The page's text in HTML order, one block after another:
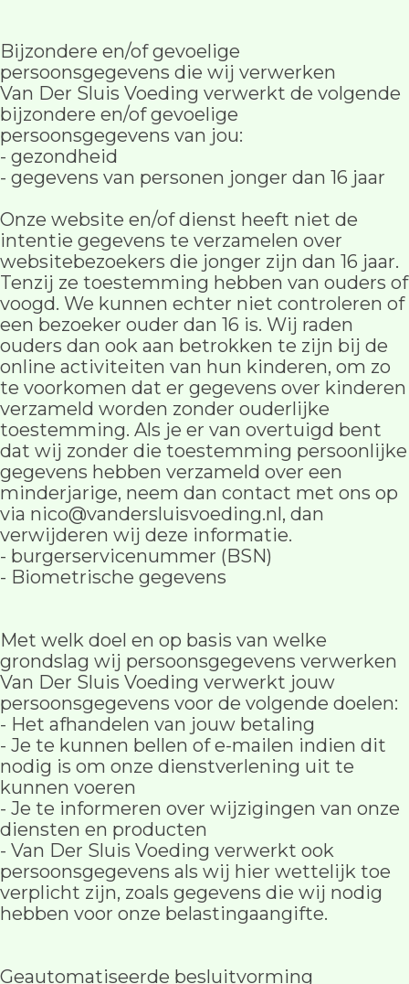
Bijzondere en/of gevoelige
persoonsgegevens die wij verwerken
Van Der Sluis Voeding verwerkt de volgende
bijzondere en/of gevoelige
persoonsgegevens van jou:
- gezondheid
- gegevens van personen jonger dan 16 jaar
Onze website en/of dienst heeft niet de
intentie gegevens te verzamelen over
websitebezoekers die jonger zijn dan 16 jaar.
Tenzij ze toestemming hebben van ouders of
voogd. We kunnen echter niet controleren of
een bezoeker ouder dan 16 is. Wij raden
ouders dan ook aan betrokken te zijn bij de
online activiteiten van hun kinderen, om zo
te voorkomen dat er gegevens over kinderen
verzameld worden zonder ouderlijke
toestemming. Als je er van overtuigd bent
dat wij zonder die toestemming persoonlijke
gegevens hebben verzameld over een
minderjarige, neem dan contact met ons op
via nico@vandersluisvoeding.nl, dan
verwijderen wij deze informatie.
- burgerservicenummer (BSN)
- Biometrische gegevens
Met welk doel en op basis van welke
grondslag wij persoonsgegevens verwerken
Van Der Sluis Voeding verwerkt jouw
persoonsgegevens voor de volgende doelen:
- Het afhandelen van jouw betaling
- Je te kunnen bellen of e-mailen indien dit
nodig is om onze dienstverlening uit te
kunnen voeren
- Je te informeren over wijzigingen van onze
diensten en producten
- Van Der Sluis Voeding verwerkt ook
persoonsgegevens als wij hier wettelijk toe
verplicht zijn, zoals gegevens die wij nodig
hebben voor onze belastingaangifte.
Geautomatiseerde besluitvorming